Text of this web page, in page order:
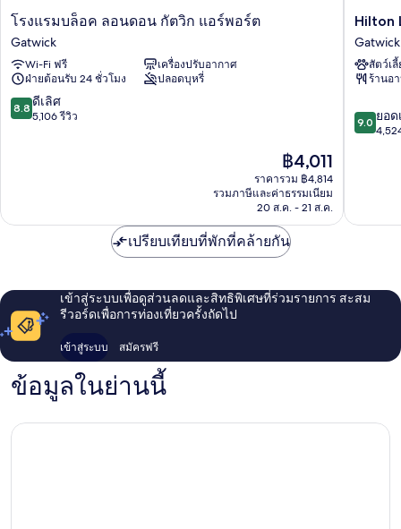
โรงแรม
บล็อค
ลอนดอน
กัต
วิก
แอร์
พอร์ต
โรงแรมบล็อค ลอนดอน กัตวิก แอร์พอร์ต
Gatwick
Wi-Fi ฟรี
เครื่องปรับอากาศ
ฝ่ายต้อนรับ 24 ชั่วโมง
ปลอดบุหรี่
8.8
จาก
8.8 ดีเลิศ
5,106 รีวิว
ราคา
ปัจจุบัน
คือ
฿4,011
฿4,011
ราคารวม ฿4,814
รวมภาษีและค่าธรรมเนียม
20 ส.ค. - 21 ส.ค.
Hilton
London
Gatwick
Airport
Gatwick
Hilton
Gatwick
สัตว์เ
ร้านอ
9.0
จาก
9.0 ยอด
เปรียบเทียบที่พักที่คล้ายกัน
เข้าสู่ระบบเพื่อดูส่วนลดและสิทธิพิเศษที่ร่วมรายการ สะสม
รีวอร์ดเพื่อการท่องเที่ยวครั้งถัดไป
เข้าสู่ระบบ สมัครฟรี
ข้อมูลในย่านนี้